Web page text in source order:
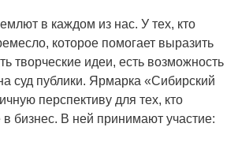
в каждом из нас. У тех, кто
которое помогает выразить
творческие идеи, есть возможность
суд публики. Ярмарка «Сибирский
перспективу для тех, кто
бизнес. В ней принимают участие: